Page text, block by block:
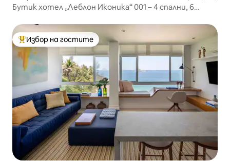
Бутик хотел „Леблон Иконика“ 001 – 4 спални, 6
Най-популярен избор на гостите
Избор на гостите